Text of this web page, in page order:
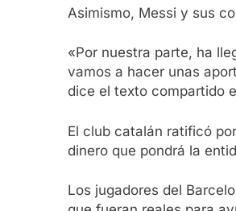
Asimismo, Messi y sus
«Por nuestra parte, ha
vamos a hacer unas
dice el texto compartido
El club catalán ratificó
dinero que pondrá la
Los jugadores del